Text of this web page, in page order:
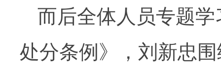
而后全体人员专题
处分条例》，刘新忠